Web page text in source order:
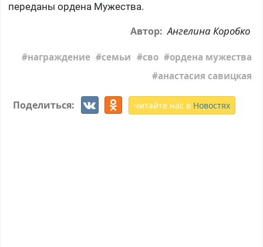
переданы ордена Мужества.
Автор: Ангелина Коробко
награждение семьи сво
ордена мужества
анастасия савицкая
Поделиться: читайте нас в Новостях